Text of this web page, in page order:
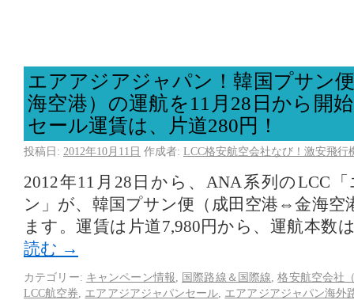
エアアジアジャパン！韓国プサン
海空港）の運航を11月28日から開
セール運賃は、片道280円！
投稿日: 2012年10月11日 作成者: LCC格安航空会社なび！激安飛行
2012年11月28日から、ANA系列のLCC
ン」が、韓国プサン便（成田空港⇔金海空
ます。運賃は片道7,980円から、運航本数
読む →
カテゴリー: キャンペーン情報 国際路線＆国際線 ,格安航空会社
LCC航空券
エアアジアジャパンセール エアアジアジャパン海外